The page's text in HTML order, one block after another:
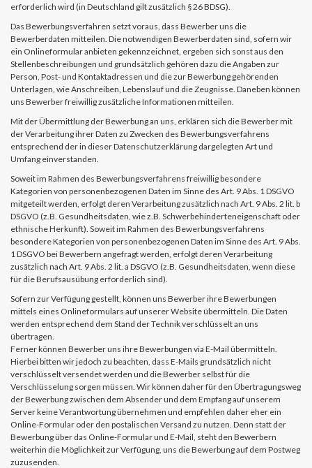
erforderlich wird (in Deutschland gilt zusätzlich § 26 BDSG).
Das Bewerbungsverfahren setzt voraus, dass Bewerber uns die
Bewerberdaten mitteilen. Die notwendigen Bewerberdaten sind, sofern wir
ein Onlineformular anbieten gekennzeichnet, ergeben sich sonst aus den
Stellenbeschreibungen und grundsätzlich gehören dazu die Angaben zur
Person, Post- und Kontaktadressen und die zur Bewerbung gehörenden
Unterlagen, wie Anschreiben, Lebenslauf und die Zeugnisse. Daneben können
uns Bewerber freiwillig zusätzliche Informationen mitteilen.
Mit der Übermittlung der Bewerbung an uns, erklären sich die Bewerber mit
der Verarbeitung ihrer Daten zu Zwecken des Bewerbungsverfahrens
entsprechend der in dieser Datenschutzerklärung dargelegten Art und
Umfang einverstanden.
Soweit im Rahmen des Bewerbungsverfahrens freiwillig besondere
Kategorien von personenbezogenen Daten im Sinne des Art. 9 Abs. 1 DSGVO
mitgeteilt werden, erfolgt deren Verarbeitung zusätzlich nach Art. 9 Abs. 2 lit. b
DSGVO (z.B. Gesundheitsdaten, wie z.B. Schwerbehinderteneigenschaft oder
ethnische Herkunft). Soweit im Rahmen des Bewerbungsverfahrens
besondere Kategorien von personenbezogenen Daten im Sinne des Art. 9 Abs.
1 DSGVO bei Bewerbern angefragt werden, erfolgt deren Verarbeitung
zusätzlich nach Art. 9 Abs. 2 lit. a DSGVO (z.B. Gesundheitsdaten, wenn diese
für die Berufsausübung erforderlich sind).
Sofern zur Verfügung gestellt, können uns Bewerber ihre Bewerbungen
mittels eines Onlineformulars auf unserer Website übermitteln. Die Daten
werden entsprechend dem Stand der Technik verschlüsselt an uns
übertragen.
Ferner können Bewerber uns ihre Bewerbungen via E-Mail übermitteln.
Hierbei bitten wir jedoch zu beachten, dass E-Mails grundsätzlich nicht
verschlüsselt versendet werden und die Bewerber selbst für die
Verschlüsselung sorgen müssen. Wir können daher für den Übertragungsweg
der Bewerbung zwischen dem Absender und dem Empfang auf unserem
Server keine Verantwortung übernehmen und empfehlen daher eher ein
Online-Formular oder den postalischen Versand zu nutzen. Denn statt der
Bewerbung über das Online-Formular und E-Mail, steht den Bewerbern
weiterhin die Möglichkeit zur Verfügung, uns die Bewerbung auf dem Postweg
zuzusenden.